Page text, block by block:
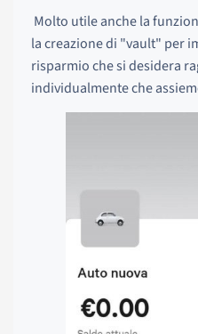
Molto utile anche la
la creazione di "vault" per
risparmio che si desidera
individualmente che